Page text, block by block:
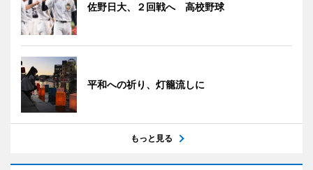
佐野日大、２回戦へ 高校野球
平和への祈り、灯籠流しに
もっと見る